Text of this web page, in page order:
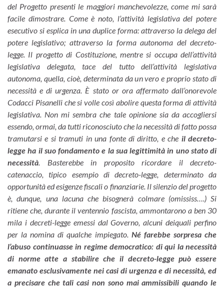
del Progetto presenti le maggiori manchevolezze, come mi sarà
facile dimostrare. Come è noto, l’attività legislativa del potere
esecutivo si esplica in una duplice forma: attraverso la delega del
potere legislativo; attraverso la forma autonoma del decreto-
legge. Il progetto di Costituzione, mentre si occupa dell’attività
legislativa delegata, tace del tutto dell’attività legislativa
autonoma, quella, cioè, determinata da un vero e proprio stato di
necessità e di urgenza. È stato or ora affermato dall’onorevole
Codacci Pisanelli che si volle così abolire questa forma di attività
legislativa. Non mi sembra che tale opinione sia da accogliersi
essendo, ormai, da tutti riconosciuto che la necessità di fatto possa
tramutarsi e si tramuti in una fonte di diritto, e che il decreto-
legge ha il suo fondamento e la sua legittimità in uno stato di
necessità. Basterebbe in proposito ricordare il decreto-
catenaccio, tipico esempio di decreto-legge, determinato da
opportunità ed esigenze fiscali o finanziarie. Il silenzio del progetto
è, dunque, una lacuna che bisognerà colmare (omississ….) Si
ritiene che, durante il ventennio fascista, ammontarono a ben 30
mila i decreti-legge emessi dal Governo, alcuni deiquali perfino
per la nomina di qualche impiegato. Né farebbe sorpresa che
l’abuso continuasse in regime democratico: di qui la necessità
di norme atte a stabilire che il decreto-legge può essere
emanato esclusivamente nei casi di urgenza e di necessità, ed
a precisare che tali casi non sono mai ammissibili quando le